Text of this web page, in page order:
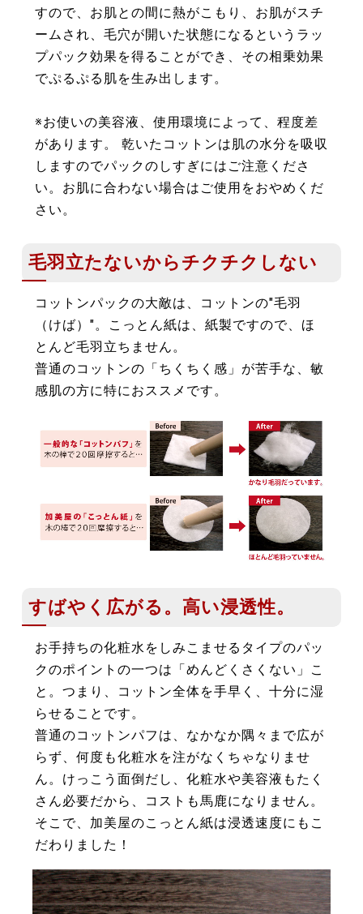
すので、お肌との間に熱がこもり、お肌がスチ
ームされ、毛穴が開いた状態になるというラッ
プパック効果を得ることができ、その相乗効果
でぷるぷる肌を生み出します。
※お使いの美容液、使用環境によって、程度差
があります。 乾いたコットンは肌の水分を吸収
しますのでパックのしすぎにはご注意くださ
い。お肌に合わない場合はご使用をおやめくだ
さい。
毛羽立たないからチクチクしない
コットンパックの大敵は、コットンの"毛羽
（けば）"。こっとん紙は、紙製ですので、ほ
とんど毛羽立ちません。
普通のコットンの「ちくちく感」が苦手な、敏
感肌の方に特におススメです。
すばやく広がる。高い浸透性。
お手持ちの化粧水をしみこませるタイプのパッ
クのポイントの一つは「めんどくさくない」こ
と。つまり、コットン全体を手早く、十分に湿
らせることです。
普通のコットンパフは、なかなか隅々まで広が
らず、何度も化粧水を注がなくちゃなりませ
ん。けっこう面倒だし、化粧水や美容液もたく
さん必要だから、コストも馬鹿になりません。
そこで、加美屋のこっとん紙は浸透速度にもこ
だわりました！